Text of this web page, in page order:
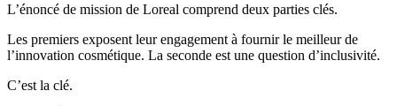
L’énoncé de mission de Loreal comprend deux parties clés.
Les premiers exposent leur engagement à fournir le meilleur de
l’innovation cosmétique. La seconde est une question d’inclusivité.
C’est la clé.